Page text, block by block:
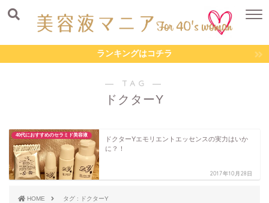
ランキングはコチラ
― TAG ―
ドクターY
40代におすすめのセラミド美容液
ドクターYエモリエントエッセンスの実力はいか
に？！
2017年10月28日
HOME タグ : ドクターY